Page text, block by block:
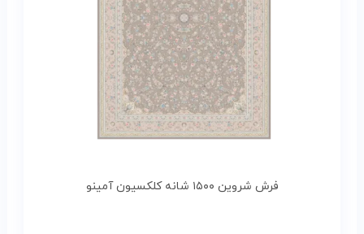
فرش شروین ۱۵۰۰ شانه کلکسیون آمینو